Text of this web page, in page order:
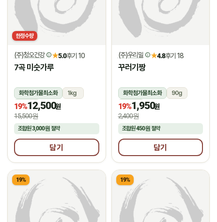
한정수량
(주)청오건강 ★5.0후기 10
7곡 미숫가루
화학첨가물최소화
1kg
상온
19%12,500원
15,500원
조합원3,000원 절약
담기
(주)우리밀 ★4.8후기 18
꾸러기짱
화학첨가물최소화
90g
상온
19%1,950원
2,400원
조합원450원절약
담기
19% 19%